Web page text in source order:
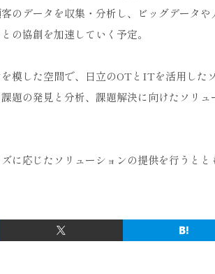
のデータを収集・分析し、ビッグデータ
の協創を加速していく予定。
模した空間で、日立のOTとITを活用し
題の発見と分析、課題解決に向けたソリ
に応じたソリューションの提供を行うと